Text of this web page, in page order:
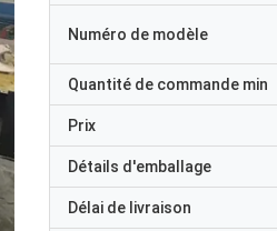
Numéro de modèle
Quantité de commande min
Prix
Détails d'emballage
Délai de livraison